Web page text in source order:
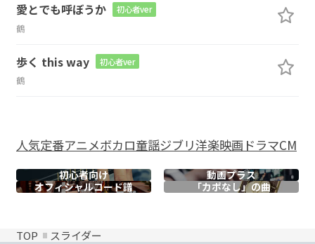
愛とでも呼ぼうか 初心者ver
鶴
歩く this way 初心者ver
鶴
人気定番アニメボカロ童謡ジブリ洋楽映画ドラマCM
初心者向け
動画プラス
オフィシャルコード譜 「カポなし」の曲
TOP スライダー